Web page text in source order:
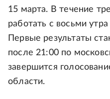
15 марта. В течение
работать с восьми
Первые результаты
после 21:00 по
завершится
области.